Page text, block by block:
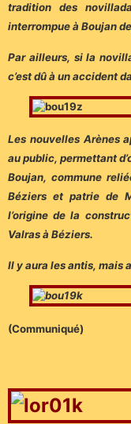
tradition des
interrompue à Boujan
Par ailleurs, si la
c’est dû à un accident
Les nouvelles Arènes
au public, permettant
Boujan, commune
Béziers et patrie de
l’origine de la
Valras à Béziers.
Il y aura les antis, mais
(Communiqué)